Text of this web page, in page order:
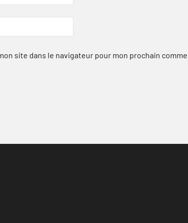
site dans le navigateur pour mon prochain